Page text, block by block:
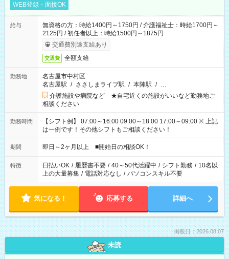
WEB登録・面接OK
給与
無資格の方：時給1400円～1750円 / 介護福祉士：時給1700円～
2125円 / 初任者以上：時給1500円～1875円
交通費別途支給あり
交通費 全額支給
勤務地
名古屋市中村区
名古屋駅 / ささしまライブ駅 / 本陣駅 / …
介護施設や病院など ★自宅近くの施設がいいなど勤務地ご
相談ください
勤務時間
【シフト例】 07:00～16:00 09:00～18:00 17:00～09:00 ※ 上記
は一例です！その他シフトもご相談ください！
期間 即日～2ヶ月以上 ■開始日の相談OK！
特徴 日払いOK / 履歴書不要 / 40～50代活躍中 / シフト勤務 / 10名以
上の大量募集 / 電話対応なし / パソコンスキル不要
気になる！ 応募する 詳細へ
掲載日：2026.08.07
未読